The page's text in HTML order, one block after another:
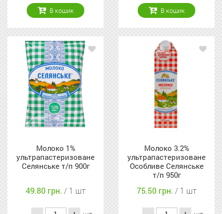
В кошик В кошик
Молоко 1%
ультрапастеризоване
Селянське т/п 900г
49.80 грн. / 1 шт
Молоко 3.2%
ультрапастеризоване
Особливе Селянське
т/п 950г
75.50 грн. / 1 шт